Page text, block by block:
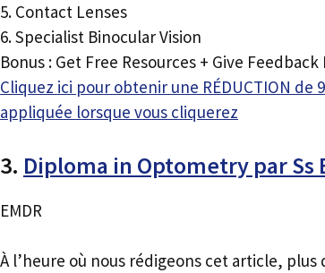
5. Contact Lenses
6. Specialist Binocular Vision
Bonus : Get Free Resources + Give Feedback
Cliquez ici pour obtenir une RÉDUCTION
appliquée lorsque vous cliquerez
3. Diploma in Optometry par Ss
EMDR
À l’heure où nous rédigeons cet article,